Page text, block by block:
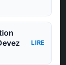
LIRE